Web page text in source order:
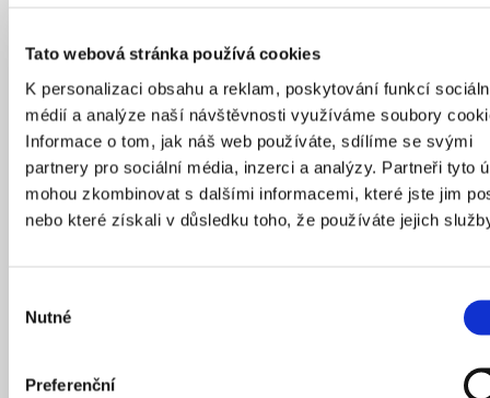
Tato webová stránka používá cookies
K personalizaci obsahu a reklam, poskytování funkcí
médií a analýze naší návštěvnosti využíváme soubory
Informace o tom, jak náš web používáte, sdílíme se svými
partnery pro sociální média, inzerci a analýzy. Partneři tyto
mohou zkombinovat s dalšími informacemi, které jste jim
nebo které získali v důsledku toho, že používáte jejich
souhlasu
Nutné
Preferenční